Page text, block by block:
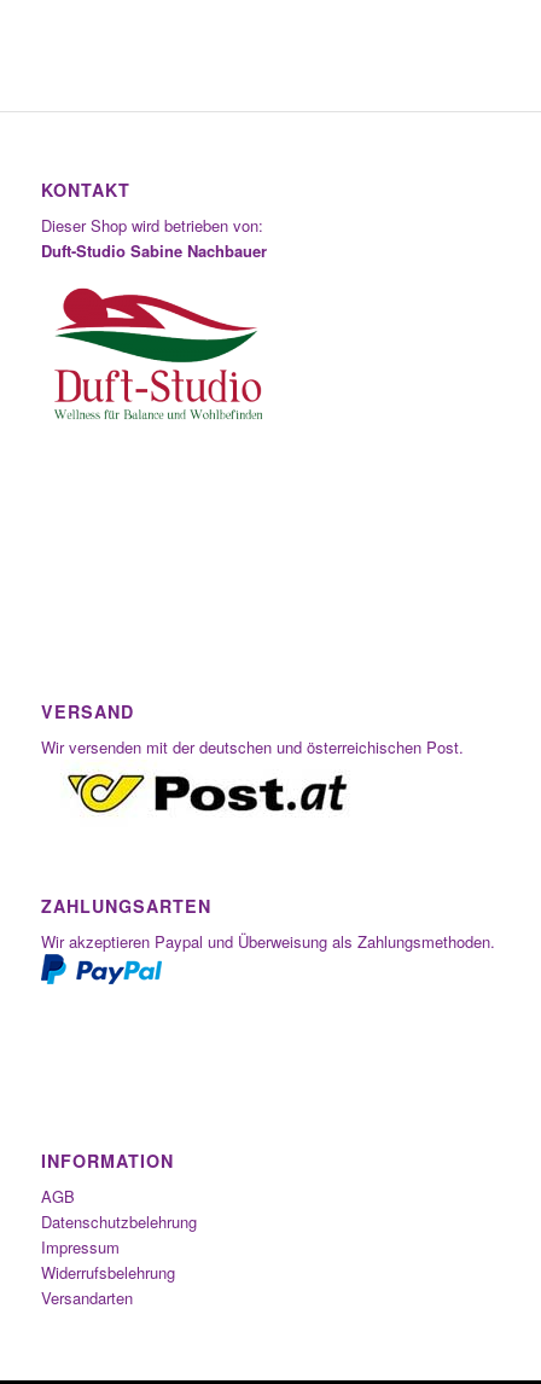
KONTAKT
Dieser Shop wird betrieben von:
Duft-Studio Sabine Nachbauer
VERSAND
Wir versenden mit der deutschen und österreichischen Post.
ZAHLUNGSARTEN
Wir akzeptieren Paypal und Überweisung als Zahlungsmethoden.
INFORMATION
AGB
Datenschutzbelehrung
Impressum
Widerrufsbelehrung
Versandarten